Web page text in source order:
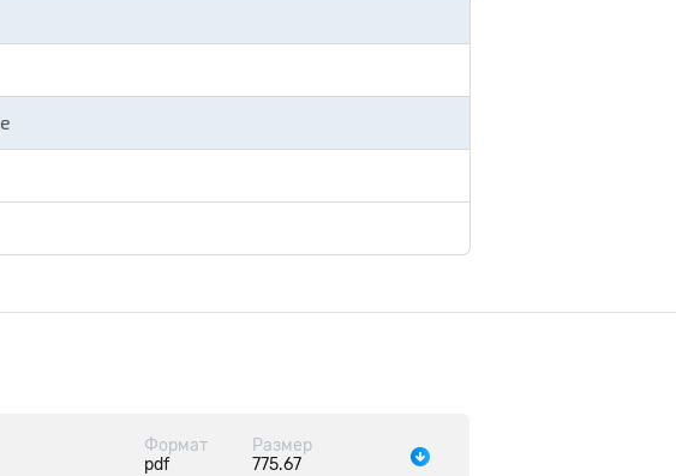
Формат
pdf
Размер
775.67